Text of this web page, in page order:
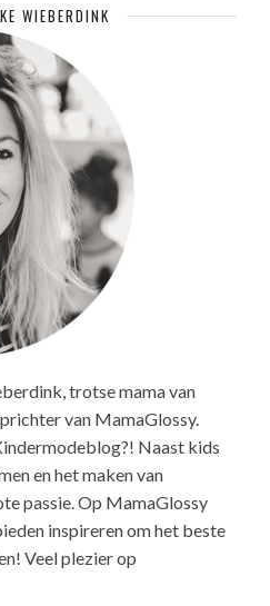
WIEBERDINK
trotse mama van
van MamaGlossy.
Naast kids
en het maken van
passie. Op MamaGlossy
inspireren om het beste
Veel plezier op